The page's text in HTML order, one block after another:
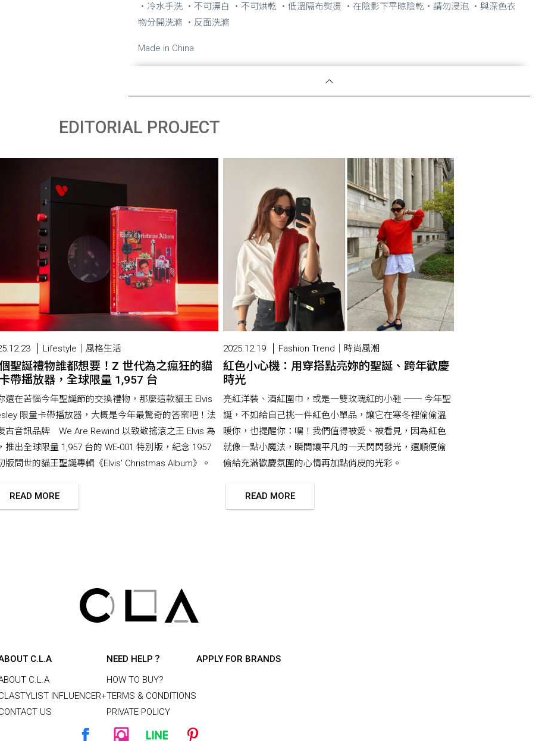
・冷水手洗 ・不可漂白 ・不可烘乾 ・低溫隔布熨燙 ・在陰影下平晾陰乾・請勿浸泡 ・與深色衣
物分開洗滌 ・反面洗滌
Made in China
EDITORIAL PROJECT
Lifestyle｜風格生活
聖誕禮物誰都想要！Z 世代為之瘋狂的貓
帶播放器，全球限量 1,957 台
還在苦惱今年聖誕節的交換禮物，那麼這款貓王 Elvis
限量卡帶播放器，大概是今年最驚奇的答案吧！法
古音訊品牌 We Are Rewind 以致敬搖滾之王 Elvis 為
推出全球限量 1,957 台的 WE-001 特別版，紀念 1957
版問世的貓王聖誕專輯《Elvis’ Christmas Album》。
READ MORE
2025.12.19 Fashion Trend｜時尚風潮
紅色小心機：用穿搭點亮妳的聖誕、跨年歡慶
時光
亮紅洋裝、酒紅圍巾，或是一雙玫瑰紅的小鞋 ── 今年聖
誕，不如給自己挑一件紅色小單品，讓它在寒冬裡偷偷溫
暖你，也提醒你：嘿！我們值得被愛、被看見，因為紅色
就像一點小魔法，瞬間讓平凡的一天閃閃發光，還順便偷
偷給充滿歡慶氛圍的心情再加點俏皮的光彩。
READ MORE
C.L.A
C.L.A
INFLUENCER+
US
NEED HELP？
HOW TO BUY?
TERMS & CONDITIONS
PRIVATE POLICY
APPLY FOR BRANDS